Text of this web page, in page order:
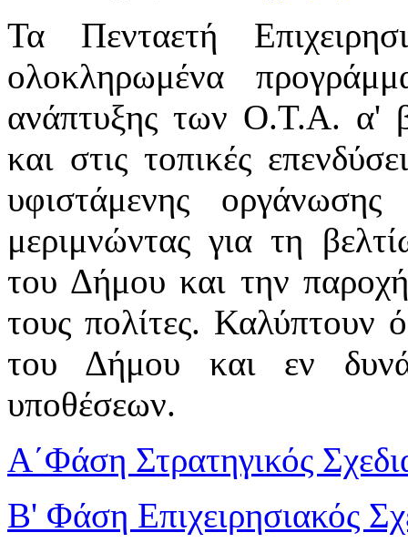
Τα Πενταετή
ολοκληρωμένα
ανάπτυξης των Ο.Τ.Α. α'
και στις τοπικές
υφιστάμενης
μεριμνώντας για τη
του Δήμου και την
τους πολίτες.
του Δήμου και εν
υποθέσεων.
Α΄Φάση Στρατηγικός
Β' Φάση Επιχειρησιακός